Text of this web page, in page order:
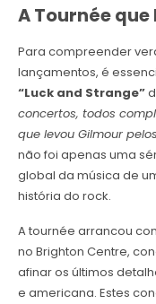
A Tournée que
Para compreender
lançamentos, é
“Luck and Strange”
concertos, todos
que levou Gilmour
não foi apenas uma
global da música de
história do rock.
A tournée arrancou
no Brighton Centre,
afinar os últimos
e americana. Estes